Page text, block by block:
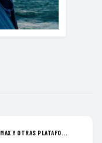
Y OTRAS PLATAFO...